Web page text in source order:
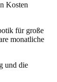
Kosten
für große
monatliche
und die